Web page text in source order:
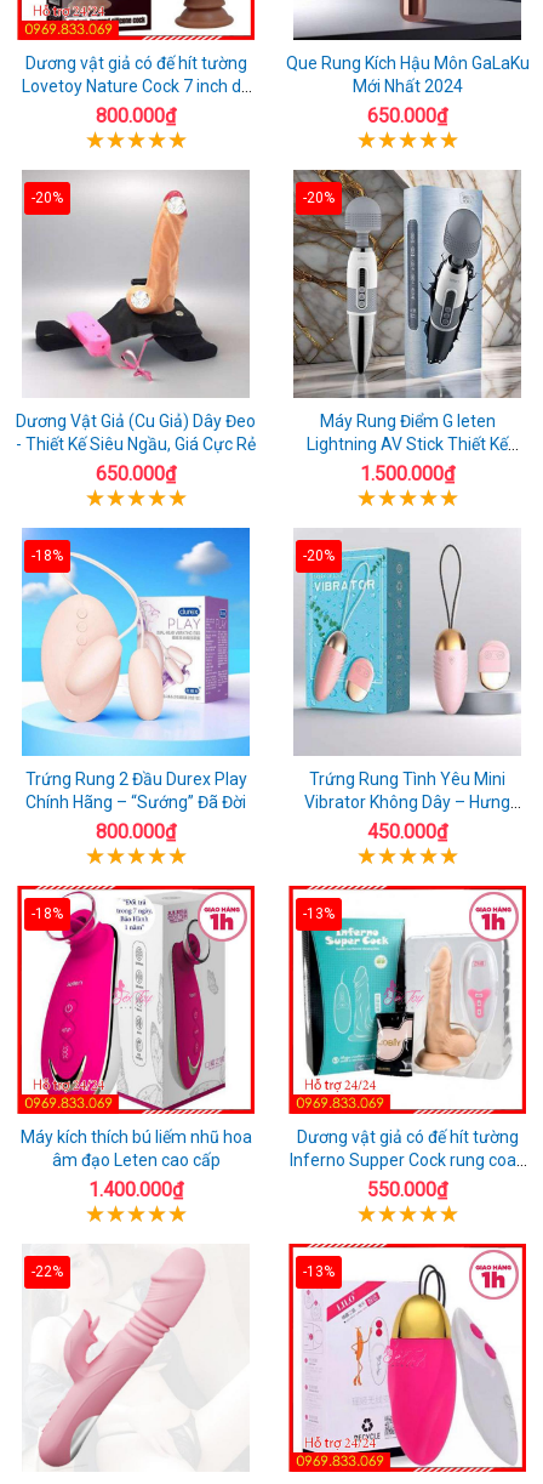
Dương vật giả có đế hít tường
Lovetoy Nature Cock 7 inch da
đen
800.000₫
Que Rung Kích Hậu Môn GaLaKu
Mới Nhất 2024
650.000₫
-20%
Dương Vật Giả (Cu Giả) Dây Đeo
- Thiết Kế Siêu Ngầu, Giá Cực Rẻ
650.000₫
-20%
Máy Rung Điểm G leten
Lightning AV Stick Thiết Kế
Thông Minh
1.500.000₫
-18%
Trứng Rung 2 Đầu Durex Play
Chính Hãng – “Sướng” Đã Đời
800.000₫
-20%
Trứng Rung Tình Yêu Mini
Vibrator Không Dây – Hưng
Phấn Mọi Nơi
450.000₫
-18%
Máy kích thích bú liếm nhũ hoa
âm đạo Leten cao cấp
1.400.000₫
-13%
Dương vật giả có đế hít tường
Inferno Supper Cock rung coay
7 chế độ
550.000₫
-22% -13%